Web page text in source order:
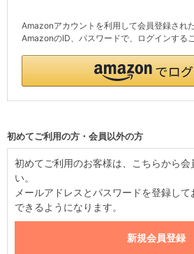
Amazonアカウントを利用して会員登録され
AmazonのID、パスワードで、ログインする
初めてご利用の方・会員以外の方
初めてご利用のお客様は、こちらから会
い。
メールアドレスとパスワードを登録し
できるようになります。